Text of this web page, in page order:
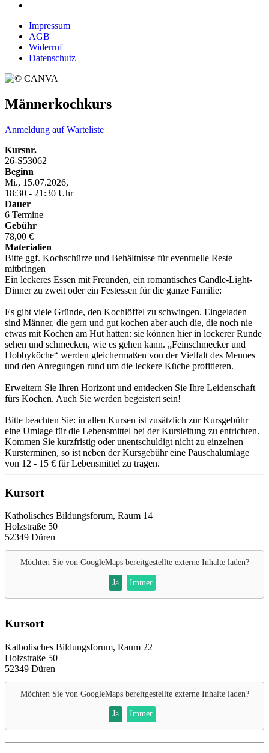
Impressum
AGB
Widerruf
Datenschutz
Männerkochkurs
Anmeldung auf Warteliste
Kursnr.
26-S53062
Beginn
Mi., 15.07.2026,
18:30 - 21:30 Uhr
Dauer
6 Termine
Gebühr
78,00 €
Materialien
Bitte ggf. Kochschürze und Behältnisse für eventuelle Reste
mitbringen
Ein leckeres Essen mit Freunden, ein romantisches Candle-Light-
Dinner zu zweit oder ein Festessen für die ganze Familie:
Es gibt viele Gründe, den Kochlöffel zu schwingen. Eingeladen
sind Männer, die gern und gut kochen aber auch die, die noch nie
etwas mit Kochen am Hut hatten: sie können hier in lockerer Runde
sehen und schmecken, wie es gehen kann. „Feinschmecker und
Hobbyköche“ werden gleichermaßen von der Vielfalt des Menues
und den Anregungen rund um die leckere Küche profitieren.
Erweitern Sie Ihren Horizont und entdecken Sie Ihre Leidenschaft
fürs Kochen. Auch Sie werden begeistert sein!
Bitte beachten Sie: in allen Kursen ist zusätzlich zur Kursgebühr
eine Umlage für die Lebensmittel bei der Kursleitung zu entrichten.
Kommen Sie kurzfristig oder unentschuldigt nicht zu einzelnen
Kursterminen, so ist neben der Kursgebühr eine Pauschalumlage
von 12 - 15 € für Lebensmittel zu tragen.
Kursort
Katholisches Bildungsforum, Raum 14
Holzstraße 50
52349 Düren
Möchten Sie von GoogleMapsbereitgestellte externe Inhalte laden?
Ja Immer
Kursort
Katholisches Bildungsforum, Raum 22
Holzstraße 50
52349 Düren
Möchten Sie von GoogleMapsbereitgestellte externe Inhalte laden?
Ja Immer